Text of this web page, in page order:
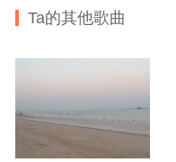
Ta的其他歌曲